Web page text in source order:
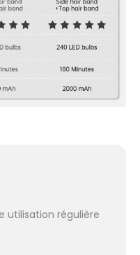
utilisation régulière